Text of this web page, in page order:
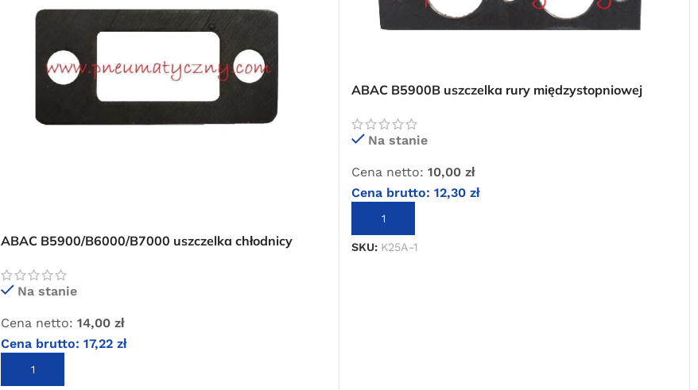
ABAC B5900/B6000/B7000 uszczelka chłodnicy
Na stanie
Cena netto: 14,00 zł
Cena brutto: 17,22 zł
DODAJ DO KOSZYKA
ABAC B5900B uszczelka rury międzystopniowej
Na stanie
Cena netto: 10,00 zł
Cena brutto: 12,30 zł
DODAJ DO KOSZYKA
SKU: K25A-1
dla wszystkich zamówień złożonych w
sklepie internetowym o wartości
minimum 80,00 zł brutto.
Przejdź do sklepu